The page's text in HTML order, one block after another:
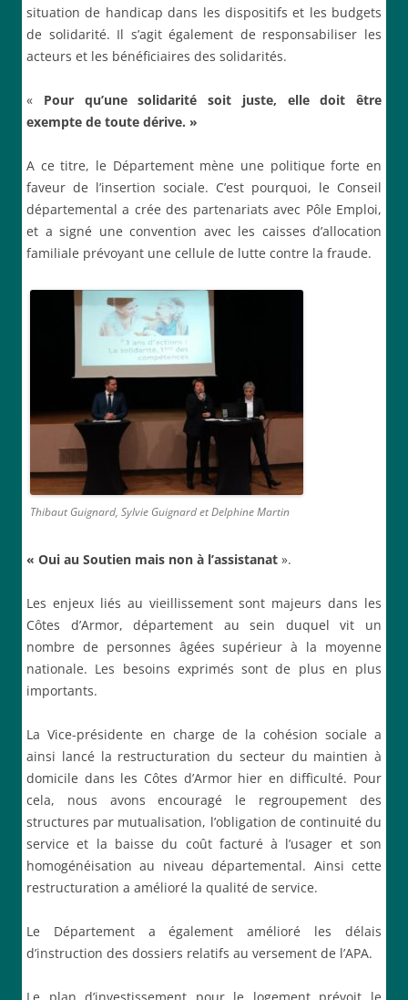
situation de handicap dans les dispositifs et les budgets
de solidarité. Il s’agit également de responsabiliser les
acteurs et les bénéficiaires des solidarités.
« Pour qu’une solidarité soit juste, elle doit être
exempte de toute dérive. »
A ce titre, le Département mène une politique forte en
faveur de l’insertion sociale. C’est pourquoi, le Conseil
départemental a crée des partenariats avec Pôle Emploi,
et a signé une convention avec les caisses d’allocation
familiale prévoyant une cellule de lutte contre la fraude.
Thibaut Guignard, Sylvie Guignard et Delphine Martin
« Oui au Soutien mais non à l’assistanat ».
Les enjeux liés au vieillissement sont majeurs dans les
Côtes d’Armor, département au sein duquel vit un
nombre de personnes âgées supérieur à la moyenne
nationale. Les besoins exprimés sont de plus en plus
importants.
La Vice-présidente en charge de la cohésion sociale a
ainsi lancé la restructuration du secteur du maintien à
domicile dans les Côtes d’Armor hier en difficulté. Pour
cela, nous avons encouragé le regroupement des
structures par mutualisation, l’obligation de continuité du
service et la baisse du coût facturé à l’usager et son
homogénéisation au niveau départemental. Ainsi cette
restructuration a amélioré la qualité de service.
Le Département a également amélioré les délais
d’instruction des dossiers relatifs au versement de l’APA.
Le plan d’investissement pour le logement prévoit le